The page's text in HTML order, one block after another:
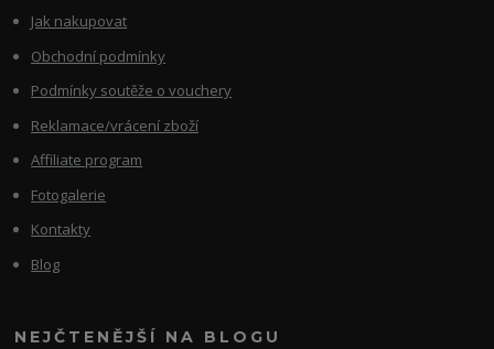
Jak nakupovat
Obchodní podmínky
Podmínky soutěže o vouchery
Reklamace/vrácení zboží
Affiliate program
Fotogalerie
Kontakty
Blog
NEJČTENĚJŠÍ NA BLOGU